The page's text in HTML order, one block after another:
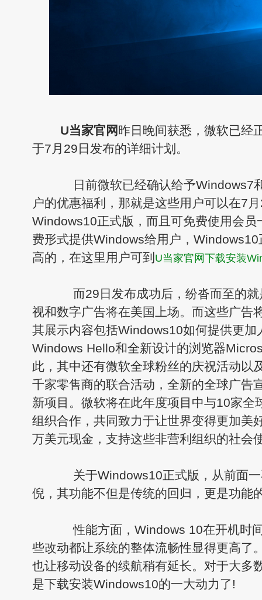
U当家官网昨日晚间获悉，微软已经
于7月29日发布的详细计划。
日前微软已经确认给予Windows7
户的优惠福利，那就是这些用户可以在7
Windows10正式版，而且可免费使用会员
费形式提供Windows给用户，
高的，在这里用户可到 U当家官网下载安装
而29日发布成功后，纷沓而至的就
视和数字广告将在美国上场。而这些广告
其展示内容包括Windows10如何提供更加
Windows Hello和全新设计的浏览器
此，其中还有微软全球粉丝的庆祝活动以
千家零售商的联合活动，全新的全球广告
新项目。微软将在此年度项目中与10家全
组织合作，共同致力于让世界变得更加美
万美元现金，支持这些非营利组织的社会
关于Windows10正式版，从前面一
倪，其功能不但是传统的回归，更是功能
性能方面，Windows 10在开机时
些改动都让系统的整体流畅性显得更高了
也让移动设备的续航稍有延长。对于大多
是下载安装Windows10的一大动力了!